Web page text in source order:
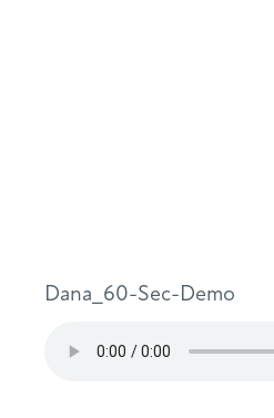
Dana_60-Sec-Demo